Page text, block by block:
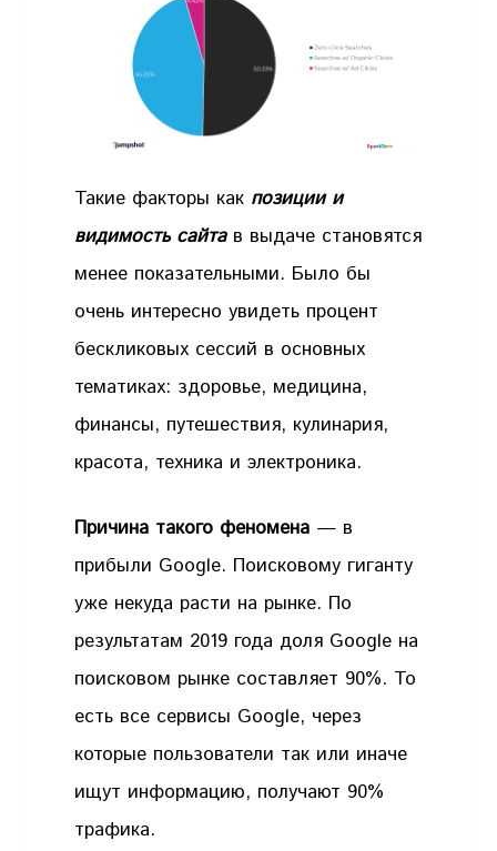
Такие факторы как позиции и
видимость сайта в выдаче становятся
менее показательными. Было бы
очень интересно увидеть процент
бескликовых сессий в основных
тематиках: здоровье, медицина,
финансы, путешествия, кулинария,
красота, техника и электроника.
Причина такого феномена — в
прибыли Google. Поисковому гиганту
уже некуда расти на рынке. По
результатам 2019 года доля Google на
поисковом рынке составляет 90%. То
есть все сервисы Google, через
которые пользователи так или иначе
ищут информацию, получают 90%
трафика.